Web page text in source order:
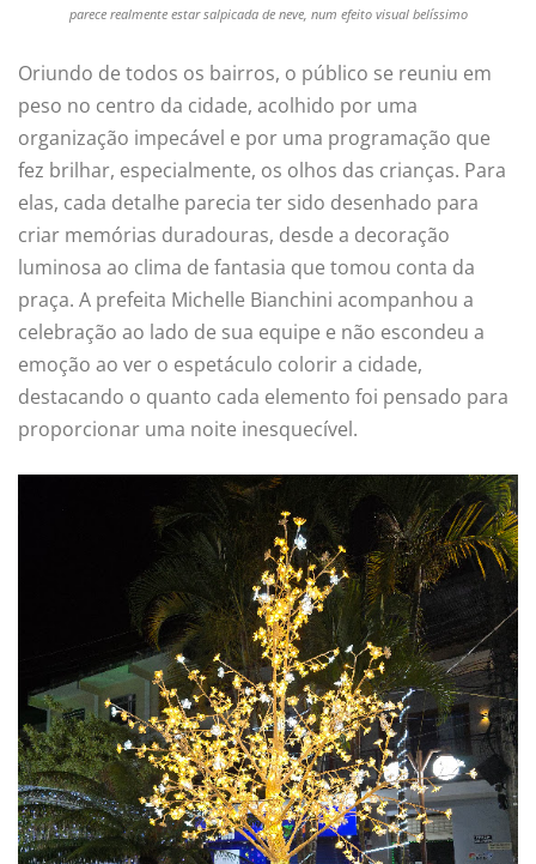
parece realmente estar salpicada de neve, num efeito visual belíssimo
Oriundo de todos os bairros, o público se reuniu em
peso no centro da cidade, acolhido por uma
organização impecável e por uma programação que
fez brilhar, especialmente, os olhos das crianças. Para
elas, cada detalhe parecia ter sido desenhado para
criar memórias duradouras, desde a decoração
luminosa ao clima de fantasia que tomou conta da
praça. A prefeita Michelle Bianchini acompanhou a
celebração ao lado de sua equipe e não escondeu a
emoção ao ver o espetáculo colorir a cidade,
destacando o quanto cada elemento foi pensado para
proporcionar uma noite inesquecível.